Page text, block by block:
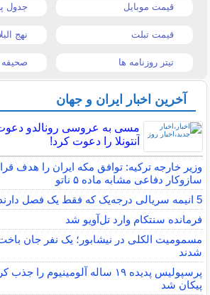
قیمت موبایل جدول
قیمت تبلت نهج
تیتر روزنامه ها صحیفه
آخرین اخبار ایران و جهان
مسی به عروسی رونالدو دعوت
آنتونلا را دعوت کرد!
وزیر خارجه ترکیه: توافق مکه ایران را هدف
سازوکار دفاعی مشابه ماده ۵ ناتو
5 انیمه سریالی درجه‌یک که فقط یک فصل دارند
فرمانده سنتکام وارد تل‌آویو شد
شدند
پرسپولیس پدیده ۱۹ ساله
پیکان شد